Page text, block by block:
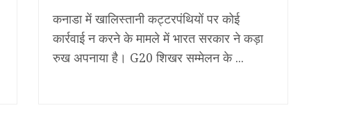
कनाडा में खालिस्तानी कट्टरपंथियों पर कोई
कार्रवाई न करने के मामले में भारत सरकार ने कड़ा
रुख अपनाया है। G20 शिखर सम्मेलन के ...